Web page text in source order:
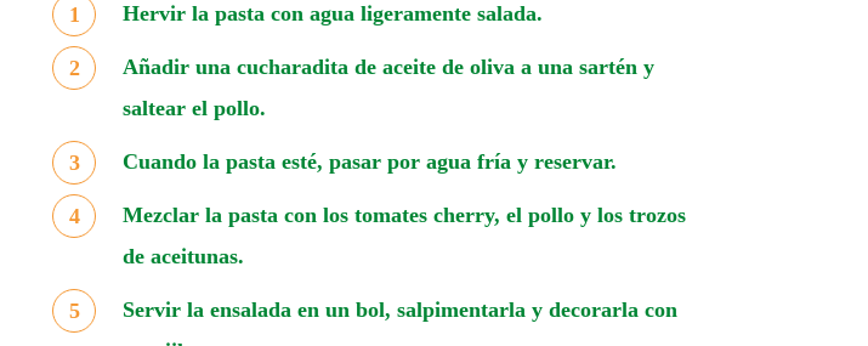
Hervir la pasta con agua ligeramente salada.
Añadir una cucharadita de aceite de oliva a una sartén y
saltear el pollo.
Cuando la pasta esté, pasar por agua fría y reservar.
Mezclar la pasta con los tomates cherry, el pollo y los trozos
de aceitunas.
Servir la ensalada en un bol, salpimentarla y decorarla con